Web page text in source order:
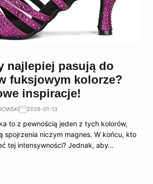
najlepiej pasują do
fuksjowym kolorze?
inspiracje!
2026-01-13
to z pewnością jeden z tych kolorów,
spojrzenia niczym magnes. W końcu, kto
tej intensywności? Jednak, aby…